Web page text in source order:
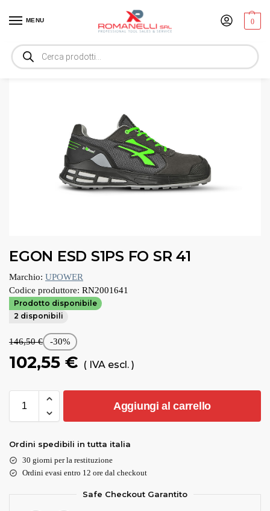
MENU 0
Home / Sicurezza sul lavoro EGON ESD S1PS FO SR 41
EGON ESD S1PS FO SR 41
Marchio: UPOWER
Codice produttore: RN2001641
Prodotto disponibile
2 disponibili
146,50€ -30%
102,55 € ( IVA escl. )
Aggiungi al carrello
Ordini spedibili in tutta italia
30 giorni per la restituzione
Ordini evasi entro 12 ore dal checkout
Safe Checkout Garantito